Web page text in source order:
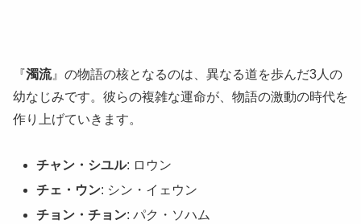
『濁流』の物語の核となるのは、異なる道を歩んだ3人の
幼なじみです。彼らの複雑な運命が、物語の激動の時代を
作り上げていきます。
チャン・シユル: ロウン
チェ・ウン: シン・イェウン
チョン・チョン: パク・ソハム